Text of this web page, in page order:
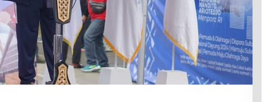
Jerat Modal dan Jeritan
Pedagang Ikan TPI Kasiwa Mamuju
Saat Harga Melonjak